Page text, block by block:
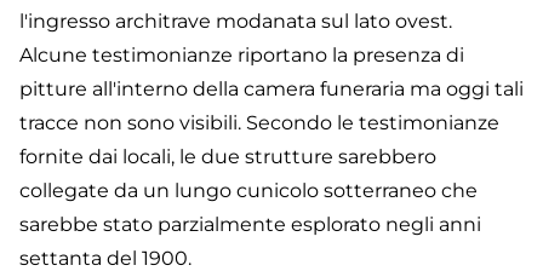
l'ingresso architrave modanata sul lato ovest.
Alcune testimonianze riportano la presenza di
pitture all'interno della camera funeraria ma oggi tali
tracce non sono visibili. Secondo le testimonianze
fornite dai locali, le due strutture sarebbero
collegate da un lungo cunicolo sotterraneo che
sarebbe stato parzialmente esplorato negli anni
settanta del 1900.